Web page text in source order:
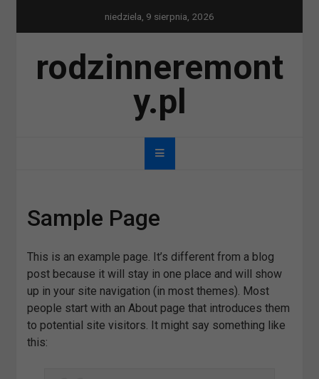
niedziela, 9 sierpnia, 2026
rodzinneremont
y.pl
Sample Page
This is an example page. It’s different from a blog
post because it will stay in one place and will show
up in your site navigation (in most themes). Most
people start with an About page that introduces them
to potential site visitors. It might say something like
this: